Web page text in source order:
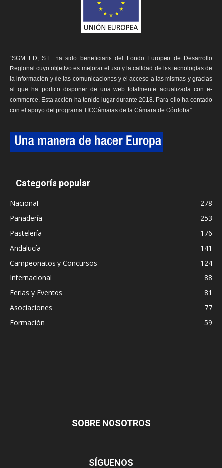
“SGM ED, S.L. ha sido beneficiaria del Fondo Europeo de Desarrollo
Regional cuyo objetivo es mejorar el uso y la calidad de las tecnologías de
la información y de las comunicaciones y el acceso a las mismas y gracias
al que ha podido disponer de una web totalmente actualizada con e-
commerce. Esta acción ha tenido lugar durante 2018. Para ello ha contado
con el apoyo del programa TICCámaras de la Cámara de Córdoba”.
Categoría popular
Nacional
278
Panadería
253
Pastelería
176
Andalucía
141
Campeonatos y Concursos
124
Internacional
88
Ferias y Eventos
81
Asociaciones
77
Formación
59
SOBRE NOSOTROS
SÍGUENOS